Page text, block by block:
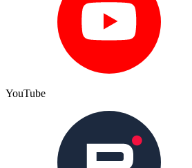
YouTube